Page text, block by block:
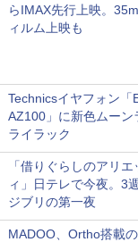
らIMAX先行上映。
ィルム上映も
Technicsイヤフォン「
AZ100」に新色ムーン
ライラック
「借りぐらしのアリエ
ィ」日テレで今夜。3
ジブリの第一夜
MADOO、Ortho搭載